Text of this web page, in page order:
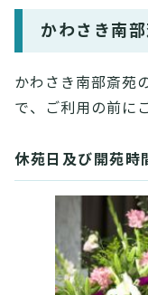
かわさき南
かわさき南部斎苑
で、ご利用の前に
休苑日及び開苑時